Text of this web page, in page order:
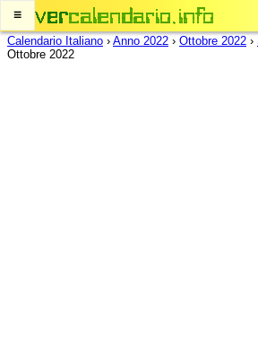
≡
Calendario Italiano › Anno 2022 › Ottobre 2022 ›
Ottobre 2022